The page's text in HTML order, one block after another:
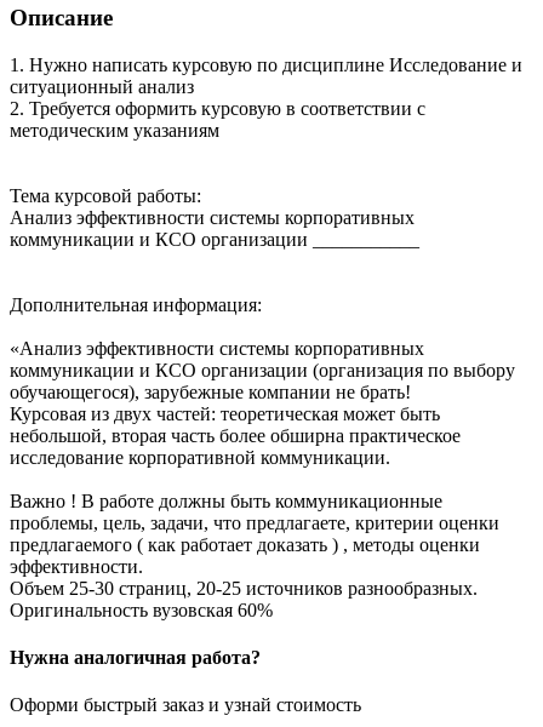
Описание
1. Нужно написать курсовую по дисциплине Исследование и
ситуационный анализ
2. Требуется оформить курсовую в соответствии с
методическим указаниям
Тема курсовой работы:
Анализ эффективности системы корпоративных
коммуникации и КСО организации ___________
Дополнительная информация:
«Анализ эффективности системы корпоративных
коммуникации и КСО организации (организация по выбору
обучающегося), зарубежные компании не брать!
Курсовая из двух частей: теоретическая может быть
небольшой, вторая часть более обширна практическое
исследование корпоративной коммуникации.
Важно ! В работе должны быть коммуникационные
проблемы, цель, задачи, что предлагаете, критерии оценки
предлагаемого ( как работает доказать ) , методы оценки
эффективности.
Объем 25-30 страниц, 20-25 источников разнообразных.
Оригинальность вузовская 60%
Нужна аналогичная работа?
Оформи быстрый заказ и узнай стоимость